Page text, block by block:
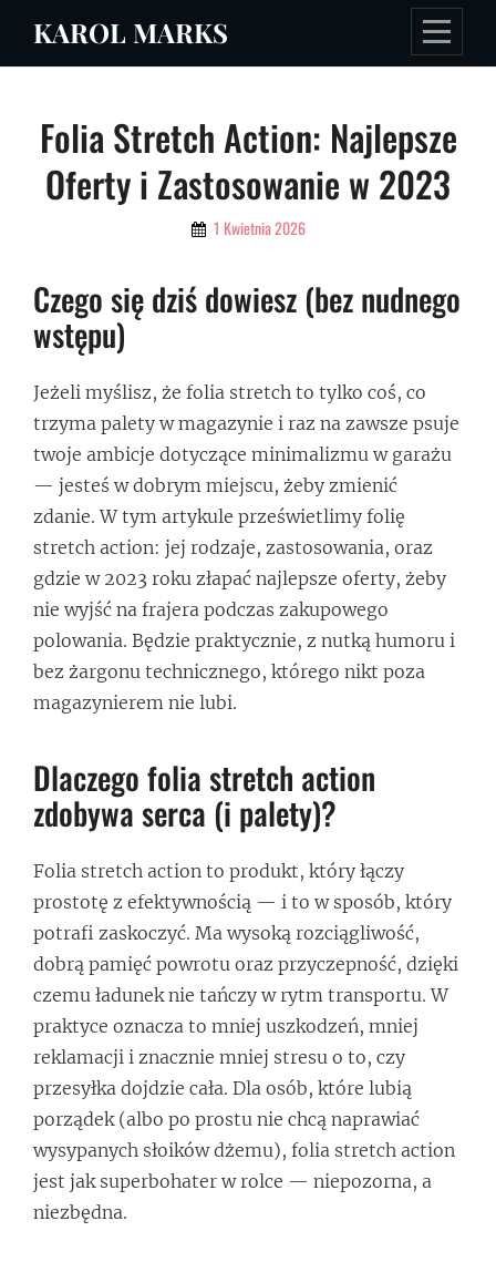
KAROL MARKS
Folia Stretch Action: Najlepsze
Oferty i Zastosowanie w 2023
By 1 Kwietnia 2026
Czego się dziś dowiesz (bez nudnego
wstępu)
Jeżeli myślisz, że folia stretch to tylko coś, co
trzyma palety w magazynie i raz na zawsze psuje
twoje ambicje dotyczące minimalizmu w garażu
— jesteś w dobrym miejscu, żeby zmienić
zdanie. W tym artykule prześwietlimy folię
stretch action: jej rodzaje, zastosowania, oraz
gdzie w 2023 roku złapać najlepsze oferty, żeby
nie wyjść na frajera podczas zakupowego
polowania. Będzie praktycznie, z nutką humoru i
bez żargonu technicznego, którego nikt poza
magazynierem nie lubi.
Dlaczego folia stretch action
zdobywa serca (i palety)?
Folia stretch action to produkt, który łączy
prostotę z efektywnością — i to w sposób, który
potrafi zaskoczyć. Ma wysoką rozciągliwość,
dobrą pamięć powrotu oraz przyczepność, dzięki
czemu ładunek nie tańczy w rytm transportu. W
praktyce oznacza to mniej uszkodzeń, mniej
reklamacji i znacznie mniej stresu o to, czy
przesyłka dojdzie cała. Dla osób, które lubią
porządek (albo po prostu nie chcą naprawiać
wysypanych słoików dżemu), folia stretch action
jest jak superbohater w rolce — niepozorna, a
niezbędna.
Nawigacja
wpisu